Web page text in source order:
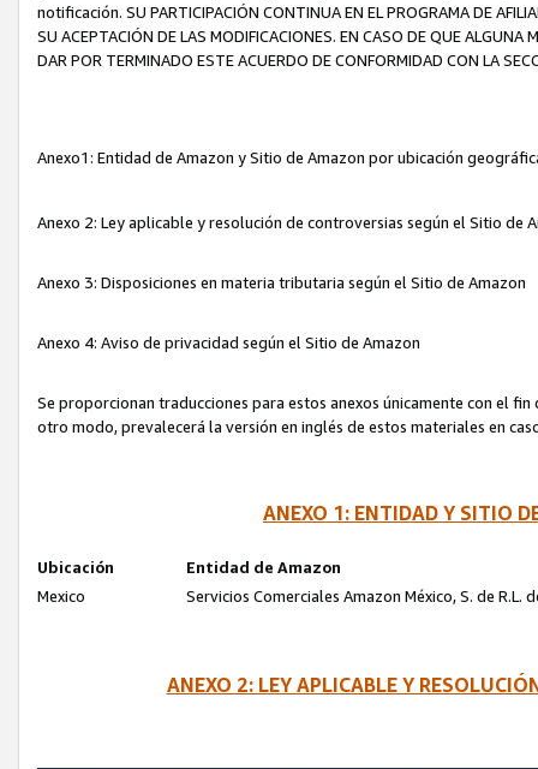
notificación. SU PARTICIPACIÓN CONTINUA EN EL PROGRAMA DE
SU ACEPTACIÓN DE LAS MODIFICACIONES. EN CASO DE QUE ALGUNA
DAR POR TERMINADO ESTE ACUERDO DE CONFORMIDAD CON LA
Anexo1: Entidad de Amazon y Sitio de Amazon por ubicación
Anexo 2: Ley aplicable y resolución de controversias según el Sitio de
Anexo 3: Disposiciones en materia tributaria según el Sitio de Amazon
Anexo 4: Aviso de privacidad según el Sitio de Amazon
Se proporcionan traducciones para estos anexos únicamente con el
otro modo, prevalecerá la versión en inglés de estos materiales en
ANEXO 1: ENTIDAD Y SITIO
Ubicación
Entidad de Amazon
Mexico
Servicios Comerciales Amazon México, S. de R.L.
ANEXO 2: LEY APLICABLE Y